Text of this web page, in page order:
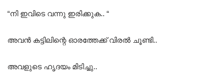
“നി ഇവിടെ വന്നു ഇരിക്കുക.. “
അവൻ കട്ടിലിന്റെ ഓരത്തേക്ക് വിരൽ ചൂണ്ടി..
അവളുടെ ഹൃദയം മിടിച്ചു..